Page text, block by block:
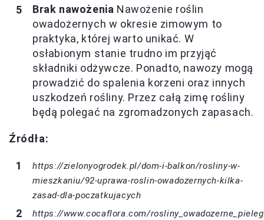
Brak nawożenia Nawożenie roślin
owadożernych w okresie zimowym to
praktyka, której warto unikać. W
osłabionym stanie trudno im przyjąć
składniki odżywcze. Ponadto, nawozy mogą
prowadzić do spalenia korzeni oraz innych
uszkodzeń rośliny. Przez całą zimę rośliny
będą polegać na zgromadzonych zapasach.
Źródła:
https://zielonyogrodek.pl/dom-i-balkon/rosliny-w-
mieszkaniu/92-uprawa-roslin-owadozernych-kilka-
zasad-dla-poczatkujacych
https://www.cocaflora.com/